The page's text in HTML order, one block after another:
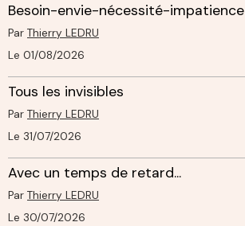
Besoin-envie-nécessité-impatience
Par Thierry LEDRU
Le 01/08/2026
Tous les invisibles
Par Thierry LEDRU
Le 31/07/2026
Avec un temps de retard...
Par Thierry LEDRU
Le 30/07/2026